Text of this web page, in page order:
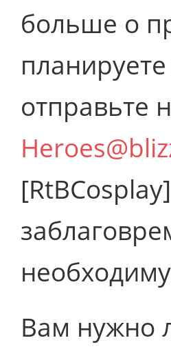
больше о
отправьте
Вам нужно